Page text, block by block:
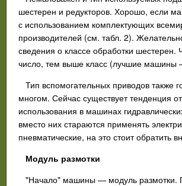
шестерен и редукторов. Хорошо, если
с использованием комплектующих
производителей (см. табл. 2).
сведения о классе обработки
число, тем выше класс (лучшие машины
Тип вспомогательных приводов также
многом. Сейчас существует тенденция
использования в машинах
вместо них стараются применять
пневматические, на это стоит обратить
Модуль размотки
"Начало" машины — модуль размотки.